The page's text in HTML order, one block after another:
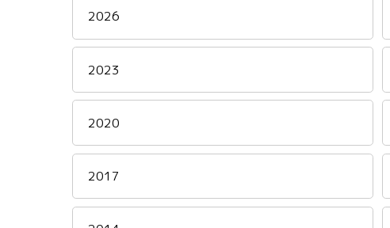
2026
2023
2020
2017